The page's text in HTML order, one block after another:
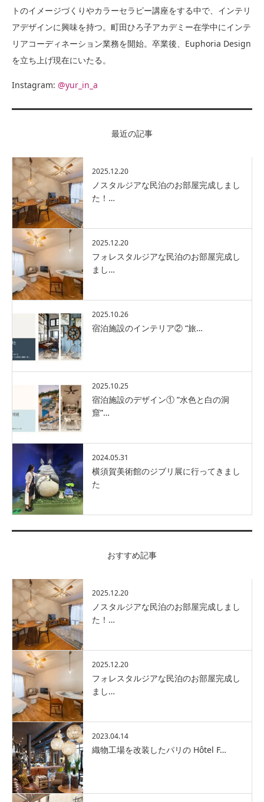
トのイメージづくりやカラーセラピー講座をする中で、インテリ
アデザインに興味を持つ。町田ひろ子アカデミー在学中にインテ
リアコーディネーション業務を開始。卒業後、Euphoria Design
を立ち上げ現在にいたる。
Instagram: @yur_in_a
最近の記事
2025.12.20
ノスタルジアな民泊のお部屋完成しまし
た！…
2025.12.20
フォレスタルジアな民泊のお部屋完成し
まし…
2025.10.26
宿泊施設のインテリア② “旅…
2025.10.25
宿泊施設のデザイン① ”水色と白の洞
窟”…
2024.05.31
横須賀美術館のジブリ展に行ってきまし
た
おすすめ記事
2025.12.20
ノスタルジアな民泊のお部屋完成しまし
た！…
2025.12.20
フォレスタルジアな民泊のお部屋完成し
まし…
2023.04.14
織物工場を改装したパリの Hôtel F…